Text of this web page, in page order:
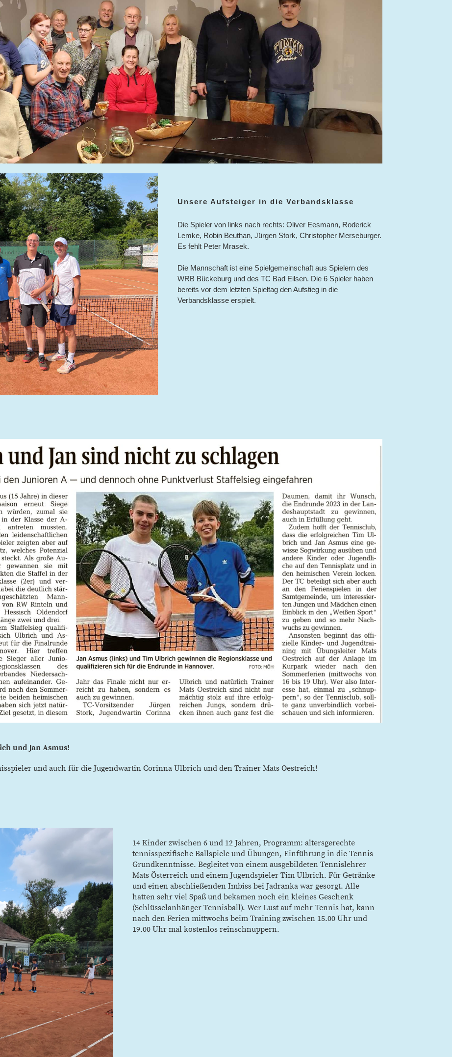
Unsere Aufsteiger in die Verbandsklasse
Die Spieler von links nach rechts: Oliver Eesmann, Roderick
Lemke, Robin Beuthan, Jürgen Stork, Christopher Merseburger.
Es fehlt Peter Mrasek.
Die Mannschaft ist eine Spielgemeinschaft aus Spielern des
WRB Bückeburg und des TC Bad Eilsen. Die 6 Spieler haben
bereits vor dem letzten Spieltag den Aufstieg in die
Verbandsklasse erspielt.
und Jan Asmus!
und auch für die Jugendwartin Corinna Ulbrich und den Trainer Mats Oestreich!
14 Kinder zwischen 6 und 12 Jahren, Programm: altersgerechte
tennisspezifische Ballspiele und Übungen, Einführung in die Tennis-
Grundkenntnisse. Begleitet von einem ausgebildeten Tennislehrer
Mats Österreich und einem Jugendspieler Tim Ulbrich. Für Getränke
und einen abschließenden Imbiss bei Jadranka war gesorgt. Alle
hatten sehr viel Spaß und bekamen noch ein kleines Geschenk
(Schlüsselanhänger Tennisball). Wer Lust auf mehr Tennis hat, kann
nach den Ferien mittwochs beim Training zwischen 15.00 Uhr und
19.00 Uhr mal kostenlos reinschnuppern.